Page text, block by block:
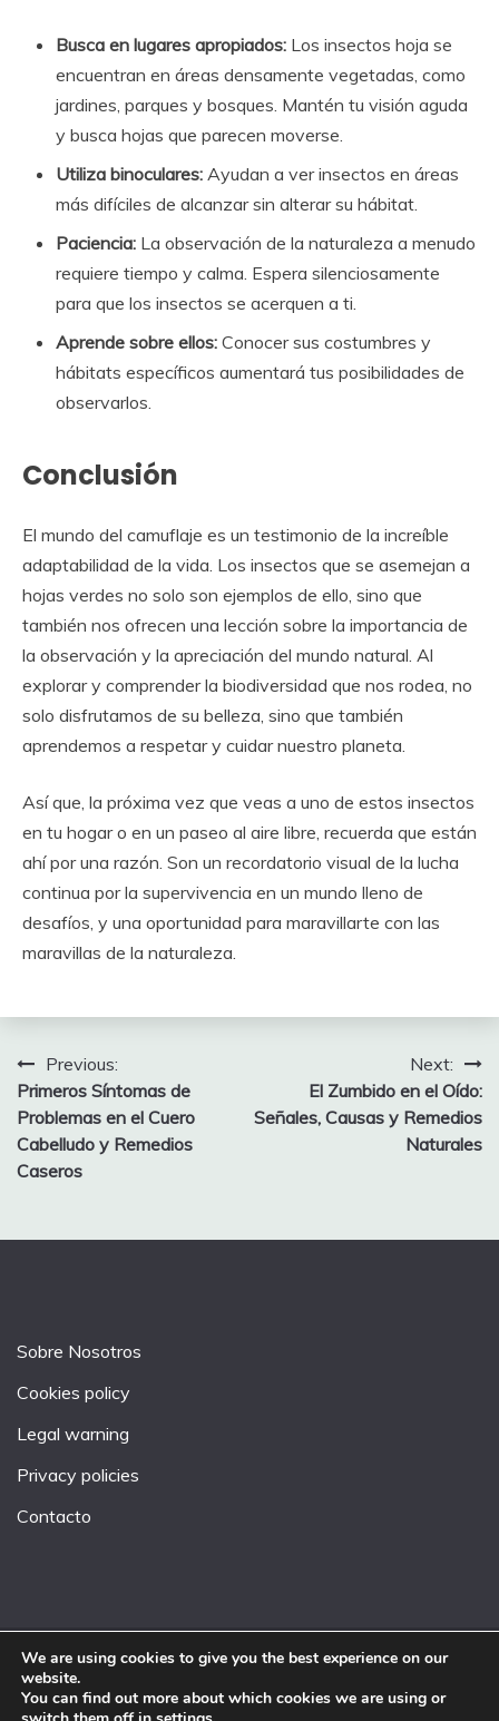
Busca en lugares apropiados: Los insectos hoja se
encuentran en áreas densamente vegetadas, como
jardines, parques y bosques. Mantén tu visión aguda
y busca hojas que parecen moverse.
Utiliza binoculares: Ayudan a ver insectos en áreas
más difíciles de alcanzar sin alterar su hábitat.
Paciencia: La observación de la naturaleza a menudo
requiere tiempo y calma. Espera silenciosamente
para que los insectos se acerquen a ti.
Aprende sobre ellos: Conocer sus costumbres y
hábitats específicos aumentará tus posibilidades de
observarlos.
Conclusión
El mundo del camuflaje es un testimonio de la increíble
adaptabilidad de la vida. Los insectos que se asemejan a
hojas verdes no solo son ejemplos de ello, sino que
también nos ofrecen una lección sobre la importancia de
la observación y la apreciación del mundo natural. Al
explorar y comprender la biodiversidad que nos rodea, no
solo disfrutamos de su belleza, sino que también
aprendemos a respetar y cuidar nuestro planeta.
Así que, la próxima vez que veas a uno de estos insectos
en tu hogar o en un paseo al aire libre, recuerda que están
ahí por una razón. Son un recordatorio visual de la lucha
continua por la supervivencia en un mundo lleno de
desafíos, y una oportunidad para maravillarte con las
maravillas de la naturaleza.
Post
navigation
Previous:
Primeros Síntomas de
Problemas en el Cuero
Cabelludo y Remedios
Caseros
Next:
El Zumbido en el Oído:
Señales, Causas y Remedios
Naturales
Sobre Nosotros
Cookies policy
Legal warning
Privacy policies
Contacto
Proudly powered by WordPress
Theme: Fairy by
We are using cookies to give you the best experience on our
website.
You can find out more about which cookies we are using or